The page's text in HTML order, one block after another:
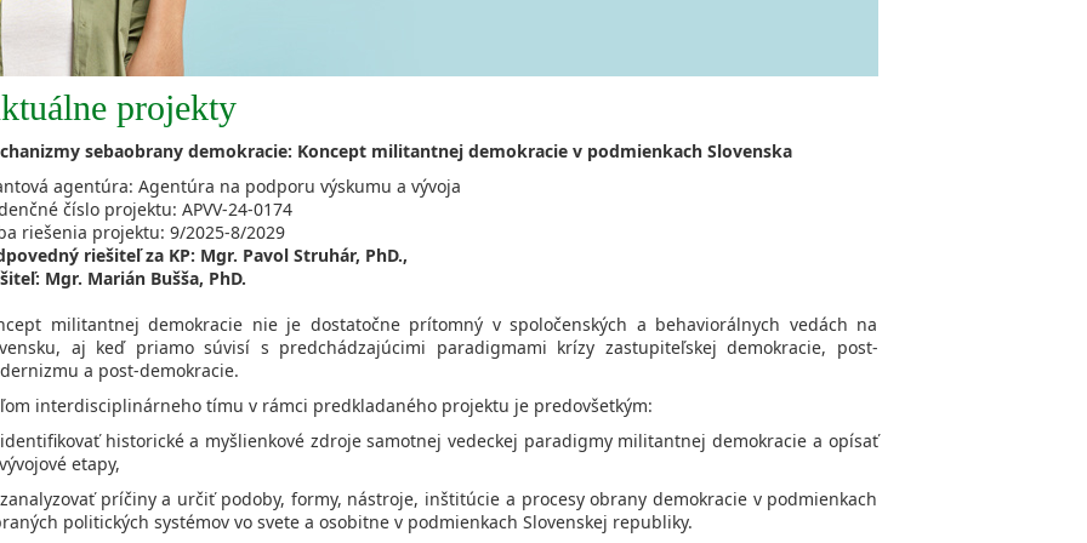
projekty
sebaobrany demokracie: Koncept militantnej demokracie v podmienkach Slovenska
agentúra: Agentúra na podporu výskumu a vývoja
číslo projektu: APVV-24-0174
riešenia projektu: 9/2025-8/2029
riešiteľ za KP: Mgr. Pavol Struhár, PhD.,
Mgr. Marián Bušša, PhD.
militantnej demokracie nie je dostatočne prítomný v spoločenských a behaviorálnych vedách na
aj keď priamo súvisí s predchádzajúcimi paradigmami krízy zastupiteľskej demokracie, post-
a post-demokracie.
interdisciplinárneho tímu v rámci predkladaného projektu je predovšetkým:
historické a myšlienkové zdroje samotnej vedeckej paradigmy militantnej demokracie a opísať
etapy,
príčiny a určiť podoby, formy, nástroje, inštitúcie a procesy obrany demokracie v podmienkach
politických systémov vo svete a osobitne v podmienkach Slovenskej republiky.